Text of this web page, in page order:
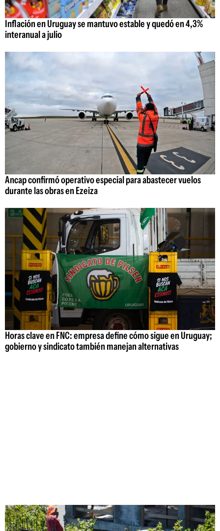
Inflación en Uruguay se mantuvo estable y quedó en 4,3%
interanual a julio
Ancap confirmó operativo especial para abastecer vuelos
durante las obras en Ezeiza
Horas clave en FNC: empresa define cómo sigue en Uruguay;
gobierno y sindicato también manejan alternativas